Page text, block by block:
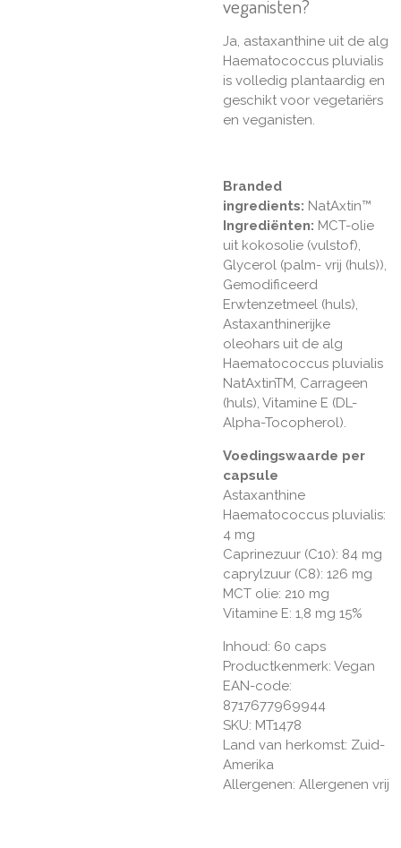
veganisten?
Ja, astaxanthine uit de alg
Haematococcus pluvialis
is volledig plantaardig en
geschikt voor vegetariërs
en veganisten.
Branded
ingredients: NatAxtin™
Ingrediënten: MCT-olie
uit kokosolie (vulstof),
Glycerol (palm- vrij (huls)),
Gemodificeerd
Erwtenzetmeel (huls),
Astaxanthinerijke
oleohars uit de alg
Haematococcus pluvialis
NatAxtinTM, Carrageen
(huls), Vitamine E (DL-
Alpha-Tocopherol).
Voedingswaarde per
capsule
Astaxanthine
Haematococcus pluvialis:
4 mg
Caprinezuur (C10): 84 mg
caprylzuur (C8): 126 mg
MCT olie: 210 mg
Vitamine E: 1,8 mg 15%
Inhoud: 60 caps
Productkenmerk: Vegan
EAN-code:
8717677969944
SKU: MT1478
Land van herkomst: Zuid-
Amerika
Allergenen: Allergenen vrij